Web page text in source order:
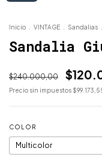
Inicio VINTAGE Sandalias
Sandalia
$240.000,00
Precio sin impuestos
COLOR